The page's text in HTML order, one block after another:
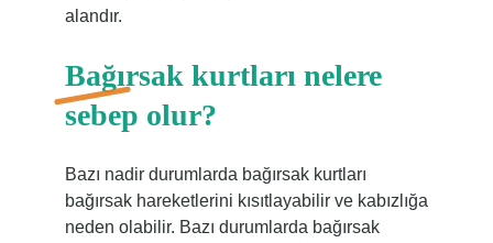
alandır.
Bağırsak kurtları nelere
sebep olur?
Bazı nadir durumlarda bağırsak kurtları
bağırsak hareketlerini kısıtlayabilir ve kabızlığa
neden olabilir. Bazı durumlarda bağırsak